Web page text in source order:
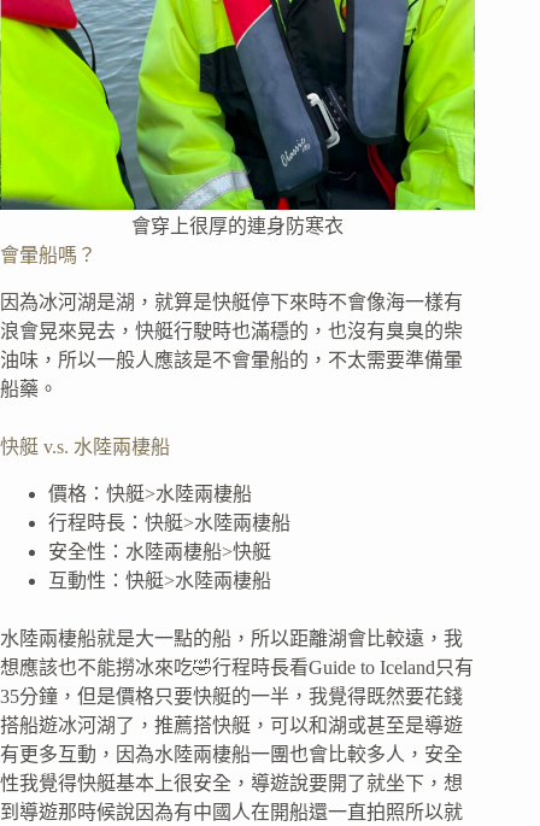
會穿上很厚的連身防寒衣
會暈船嗎？
因為冰河湖是湖，就算是快艇停下來時不會像海一樣有
浪會晃來晃去，快艇行駛時也滿穩的，也沒有臭臭的柴
油味，所以一般人應該是不會暈船的，不太需要準備暈
船藥。
快艇 v.s. 水陸兩棲船
價格：快艇>水陸兩棲船
行程時長：快艇>水陸兩棲船
安全性：水陸兩棲船>快艇
互動性：快艇>水陸兩棲船
水陸兩棲船就是大一點的船，所以距離湖會比較遠，我
想應該也不能撈冰來吃🤣行程時長看Guide to Iceland只有
35分鐘，但是價格只要快艇的一半，我覺得既然要花錢
搭船遊冰河湖了，推薦搭快艇，可以和湖或甚至是導遊
有更多互動，因為水陸兩棲船一團也會比較多人，安全
性我覺得快艇基本上很安全，導遊說要開了就坐下，想
到導遊那時候說因為有中國人在開船還一直拍照所以就